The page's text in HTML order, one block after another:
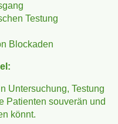
Testung
Blockaden
Untersuchung, Testung
Patienten souverän und
könnt.